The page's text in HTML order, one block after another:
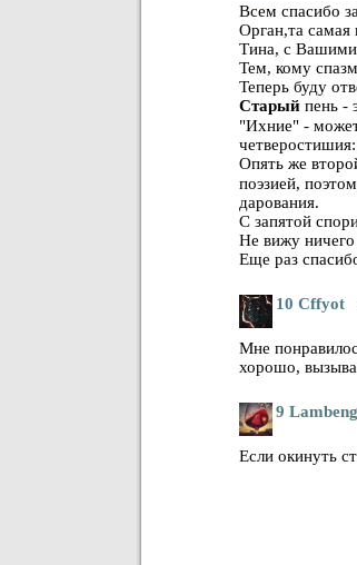
Всем спасибо
Орган,та самая
Тина, с
Тем, кому
Теперь буду
Старый пень -
"Ихние" -
Опять же
поэзией,
дарования.
С запятой
Не вижу
Еще раз
10 Cffyot
Мне
хорошо,
9
Если окинуть